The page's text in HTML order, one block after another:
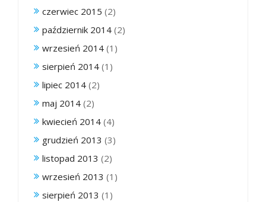
czerwiec 2015 (2)
październik 2014 (2)
wrzesień 2014 (1)
sierpień 2014 (1)
lipiec 2014 (2)
maj 2014 (2)
kwiecień 2014 (4)
grudzień 2013 (3)
listopad 2013 (2)
wrzesień 2013 (1)
sierpień 2013 (1)